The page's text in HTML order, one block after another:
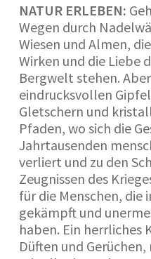
NATUR ERLEBEN:
Wegen durch
Wiesen und Almen,
Wirken und die Liebe
Bergwelt stehen.
eindrucksvollen
Gletschern und
Pfaden, wo sich die
Jahrtausenden
verliert und zu den
Zeugnissen des
für die Menschen, die
gekämpft und
haben. Ein herrliches
Düften und